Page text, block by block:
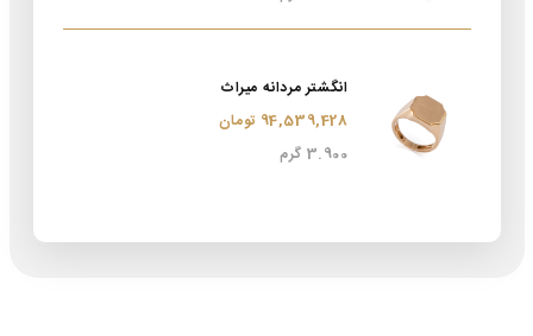
انگشتر مردانه میراث
94,539,428 تومان
3.900 گرم